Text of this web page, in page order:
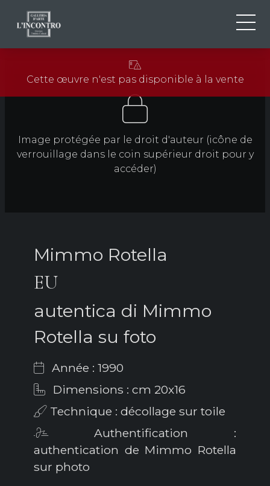
EN
FR
NEWS ED EVENTS
CONTACTS
Cette œuvre n'est pas disponible à la vente
Image protégée par le droit d'auteur (icône de
verrouillage dans le coin supérieur droit pour y
accéder)
Mimmo Rotella
EU
autentica di Mimmo
Rotella su foto
Année : 1990
Dimensions : cm 20x16
Technique : décollage sur toile
Authentification :
authentication de Mimmo Rotella
sur photo